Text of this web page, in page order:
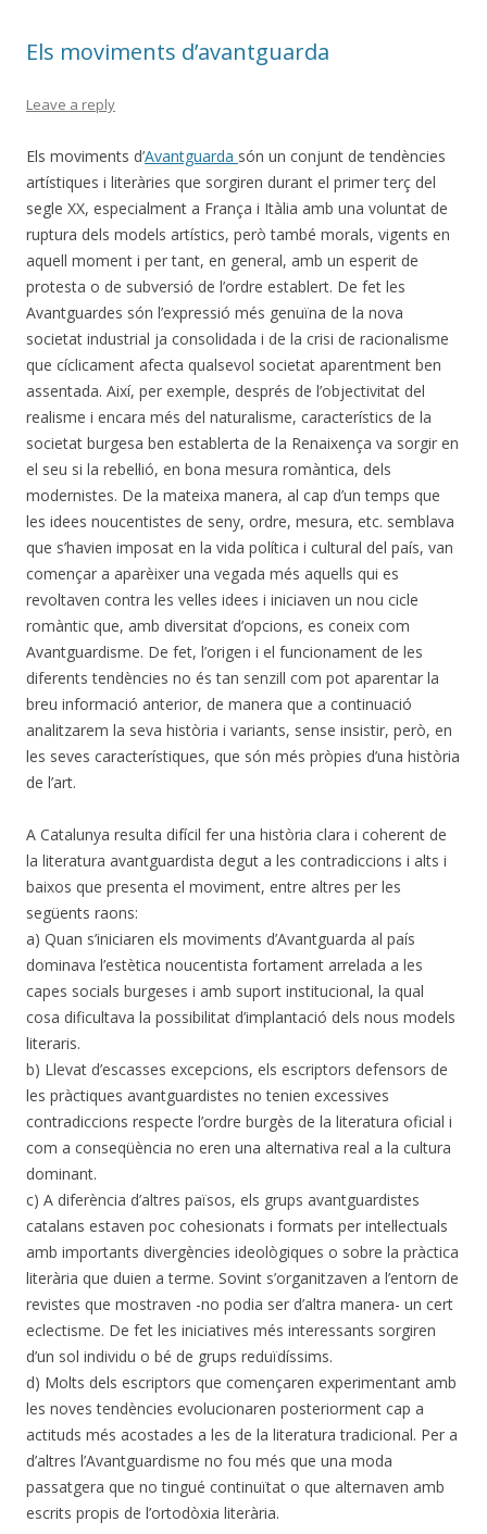
Els moviments d’avantguarda
Leave a reply
Els moviments d’Avantguarda són un conjunt de tendències
artístiques i literàries que sorgiren durant el primer terç del
segle XX, especialment a França i Itàlia amb una voluntat de
ruptura dels models artístics, però també morals, vigents en
aquell moment i per tant, en general, amb un esperit de
protesta o de subversió de l’ordre establert. De fet les
Avantguardes són l’expressió més genuïna de la nova
societat industrial ja consolidada i de la crisi de racionalisme
que cíclicament afecta qualsevol societat aparentment ben
assentada. Així, per exemple, després de l’objectivitat del
realisme i encara més del naturalisme, característics de la
societat burgesa ben establerta de la Renaixença va sorgir en
el seu si la rebel·lió, en bona mesura romàntica, dels
modernistes. De la mateixa manera, al cap d’un temps que
les idees noucentistes de seny, ordre, mesura, etc. semblava
que s’havien imposat en la vida política i cultural del país, van
començar a aparèixer una vegada més aquells qui es
revoltaven contra les velles idees i iniciaven un nou cicle
romàntic que, amb diversitat d’opcions, es coneix com
Avantguardisme. De fet, l’origen i el funcionament de les
diferents tendències no és tan senzill com pot aparentar la
breu informació anterior, de manera que a continuació
analitzarem la seva història i variants, sense insistir, però, en
les seves característiques, que són més pròpies d’una història
de l’art.
A Catalunya resulta difícil fer una història clara i coherent de
la literatura avantguardista degut a les contradiccions i alts i
baixos que presenta el moviment, entre altres per les
següents raons:
a) Quan s’iniciaren els moviments d’Avantguarda al país
dominava l’estètica noucentista fortament arrelada a les
capes socials burgeses i amb suport institucional, la qual
cosa dificultava la possibilitat d’implantació dels nous models
literaris.
b) Llevat d’escasses excepcions, els escriptors defensors de
les pràctiques avantguardistes no tenien excessives
contradiccions respecte l’ordre burgès de la literatura oficial i
com a conseqüència no eren una alternativa real a la cultura
dominant.
c) A diferència d’altres països, els grups avantguardistes
catalans estaven poc cohesionats i formats per intel·lectuals
amb importants divergències ideològiques o sobre la pràctica
literària que duien a terme. Sovint s’organitzaven a l’entorn de
revistes que mostraven -no podia ser d’altra manera- un cert
eclectisme. De fet les iniciatives més interessants sorgiren
d’un sol individu o bé de grups reduïdíssims.
d) Molts dels escriptors que començaren experimentant amb
les noves tendències evolucionaren posteriorment cap a
actituds més acostades a les de la literatura tradicional. Per a
d’altres l’Avantguardisme no fou més que una moda
passatgera que no tingué continuïtat o que alternaven amb
escrits propis de l’ortodòxia literària.